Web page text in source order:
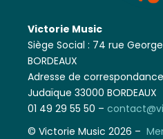
Victorie Music
Siège Social : 74 rue
BORDEAUX
Adresse de
Judaïque 33000 BORDEAUX
01 49 29 55 50 –
© Victorie Music 2026 –